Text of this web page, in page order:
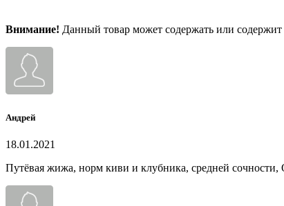
Внимание! Данный товар может содержать или
Андрей
18.01.2021
Путёвая жижа, норм киви и клубника, средней